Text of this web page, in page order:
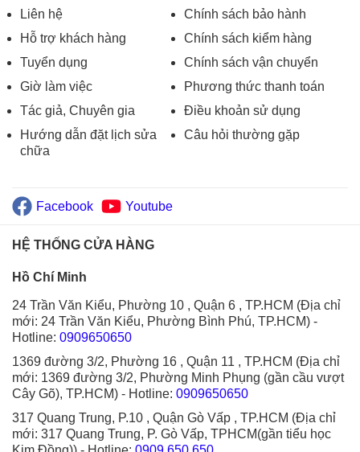
Liên hệ
Hỗ trợ khách hàng
Tuyển dụng
Giờ làm việc
Tác giả, Chuyên gia
Hướng dẫn đặt lịch sửa
chữa
Chính sách bảo hành
Chính sách kiểm hàng
Chính sách vận chuyển
Phương thức thanh toán
Điều khoản sử dụng
Câu hỏi thường gặp
Facebook Youtube
HỆ THỐNG CỬA HÀNG
Hồ Chí Minh
24 Trần Văn Kiểu, Phường 10 , Quận 6 , TP.HCM (Địa chỉ
mới: 24 Trần Văn Kiểu, Phường Bình Phú, TP.HCM) -
Hotline: 0909650650
1369 đường 3/2, Phường 16 , Quận 11 , TP.HCM (Địa chỉ
mới: 1369 đường 3/2, Phường Minh Phụng (gần cầu vượt
Cây Gõ), TP.HCM) - Hotline: 0909650650
317 Quang Trung, P.10 , Quận Gò Vấp , TP.HCM (Địa chỉ
mới: 317 Quang Trung, P. Gò Vấp, TPHCM(gần tiểu học